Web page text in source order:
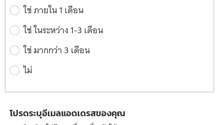
ใช่ ภายใน 1 เดือน
ใช่ ในระหว่าง 1-3 เดือน
ใช่ มากกว่า 3 เดือน
ไม่
โปรดระบุอีเมลแอดเดรสของคุณ